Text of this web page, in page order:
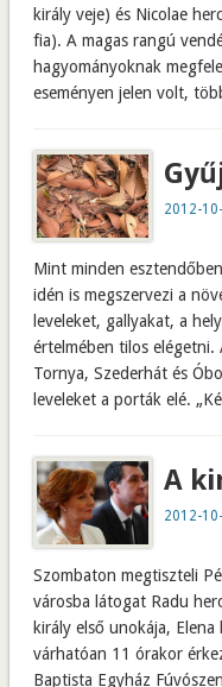
király veje) és Nicolae
fia). A magas rangú
hagyományoknak
eseményen jelen volt,
2012-
Mint minden
idén is megszervezi a
leveleket, gallyakat, a
értelmében tilos elégetni.
Tornya, Szederhát és
leveleket a porták elé.
A
2012-
Szombaton megtiszteli
városba látogat Radu
király első unokája,
várhatóan 11 órakor
Baptista Egyház